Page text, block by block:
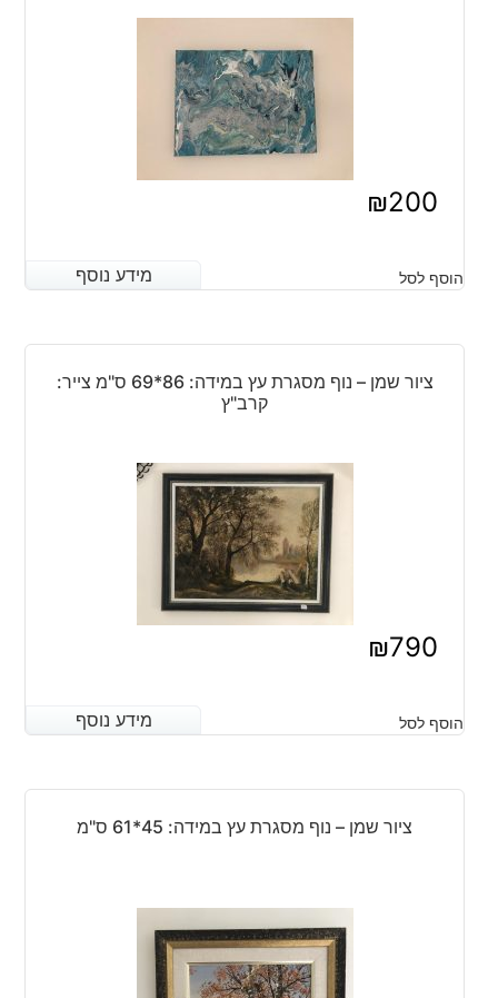
₪200
מידע נוסף הוסף לסל מידע נוסף
ציור שמן – נוף מסגרת עץ במידה: 86*69 ס"מ צייר:
קרב"ץ
₪790
מידע נוסף הוסף לסל מידע נוסף
ציור שמן – נוף מסגרת עץ במידה: 45*61 ס"מ